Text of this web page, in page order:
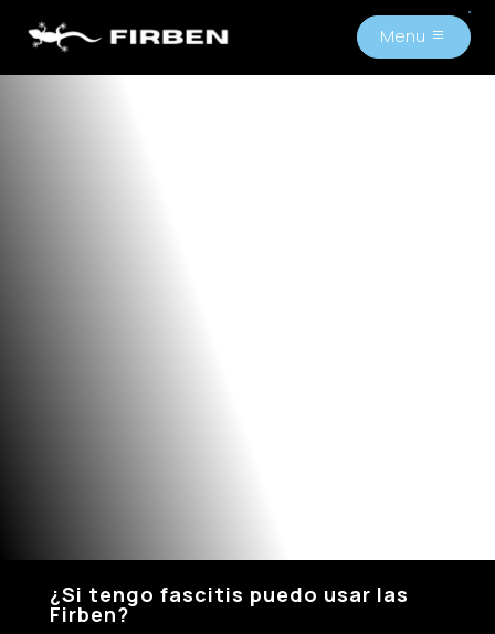
MenuM
¿Si tengo fascitis puedo usar las
Firben?